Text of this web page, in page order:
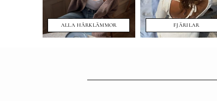
ALLA HÅRKLÄMMOR FJÄRILAR